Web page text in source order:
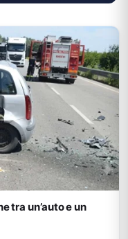
tra un’auto e un